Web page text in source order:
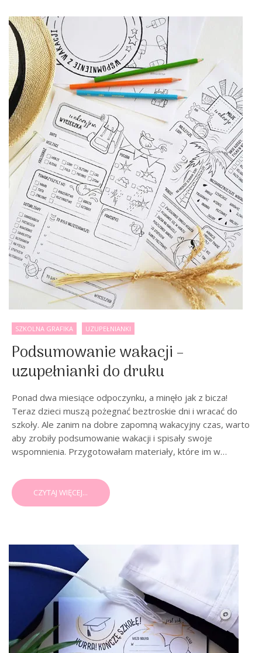
SZKOLNA GRAFIKA UZUPEŁNIANKI
Podsumowanie wakacji –
uzupełnianki do druku
Ponad dwa miesiące odpoczynku, a minęło jak z bicza!
Teraz dzieci muszą pożegnać beztroskie dni i wracać do
szkoły. Ale zanim na dobre zapomną wakacyjny czas, warto
aby zrobiły podsumowanie wakacji i spisały swoje
wspomnienia. Przygotowałam materiały, które im w…
CZYTAJ WIĘCEJ...